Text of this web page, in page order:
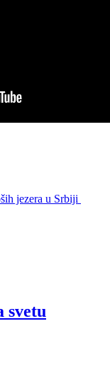
jezera u Srbiji
svetu